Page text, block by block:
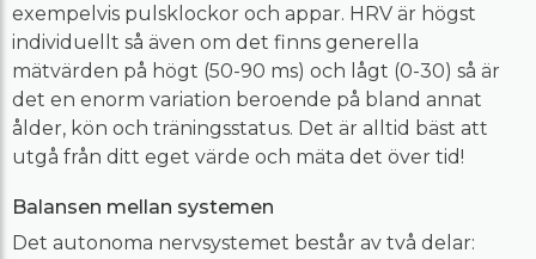
exempelvis pulsklockor och appar. HRV är högst
individuellt så även om det finns generella
mätvärden på högt (50-90 ms) och lågt (0-30) så är
det en enorm variation beroende på bland annat
ålder, kön och träningsstatus. Det är alltid bäst att
utgå från ditt eget värde och mäta det över tid!
Balansen mellan systemen
Det autonoma nervsystemet består av två delar: